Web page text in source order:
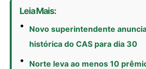
Leia Mais:
Novo superintendente
histórica do CAS para dia 30
Norte leva ao menos 10